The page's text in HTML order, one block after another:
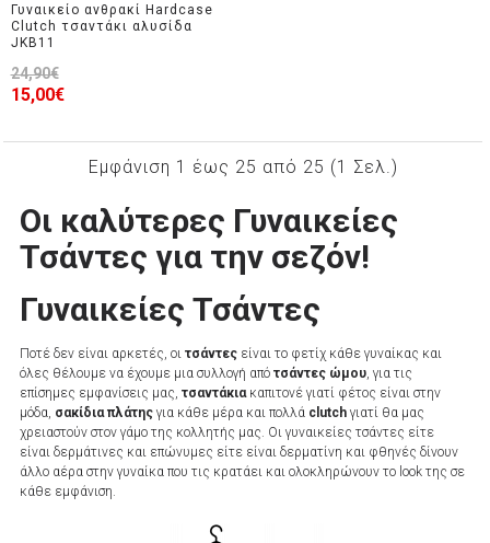
Οι καλύτερες Γυναικείες
Τσάντες για την σεζόν!
Γυναικείες Τσάντες
Ποτέ δεν είναι αρκετές, οι τσάντες είναι το φετίχ κάθε γυναίκας και
όλες θέλουμε να έχουμε μια συλλογή από τσάντες ώμου, για τις
επίσημες εμφανίσεις μας, τσαντάκιακαπιτονέ γιατί φέτος είναι στην
μόδα, σακίδια πλάτης για κάθε μέρα και πολλά clutch γιατί θα μας
χρειαστούν στον γάμο της κολλητής μας. Οι γυναικείες τσάντες είτε
είναι δερμάτινες και επώνυμες είτε είναι δερματίνη και φθηνές δίνουν
άλλο αέρα στην γυναίκα που τις κρατάει και ολοκληρώνουν το look της σε
κάθε εμφάνιση.
Γυναικείο ανθρακί Hardcase
Clutch τσαντάκι αλυσίδα
JKB11
15,00€
24,90€
Εμφάνιση 1 έως 25 από 25 (1 Σελ.)